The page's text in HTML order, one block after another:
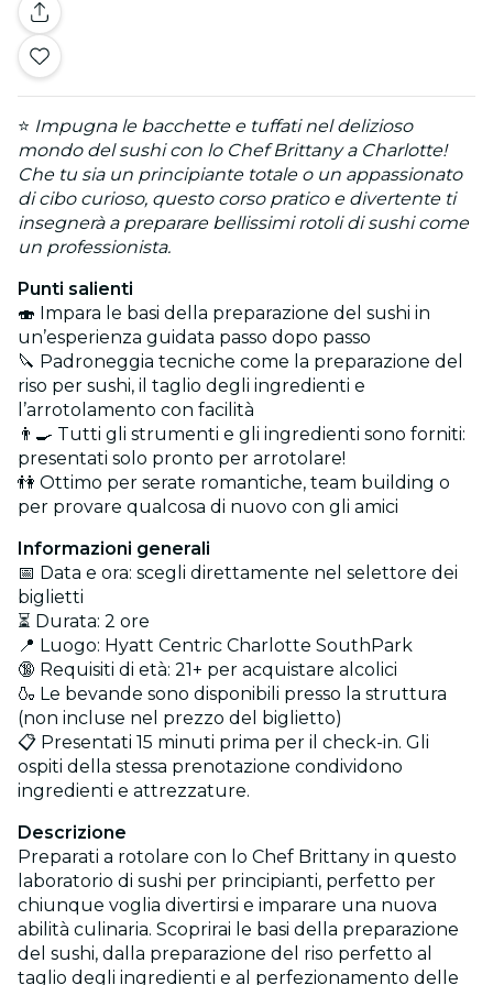
⭐ Impugna le bacchette e tuffati nel delizioso
mondo del sushi con lo Chef Brittany a Charlotte!
Che tu sia un principiante totale o un appassionato
di cibo curioso, questo corso pratico e divertente ti
insegnerà a preparare bellissimi rotoli di sushi come
un professionista.
Punti salienti
🍣 Impara le basi della preparazione del sushi in
un’esperienza guidata passo dopo passo
🔪 Padroneggia tecniche come la preparazione del
riso per sushi, il taglio degli ingredienti e
l’arrotolamento con facilità
👨‍🍳 Tutti gli strumenti e gli ingredienti sono forniti:
presentati solo pronto per arrotolare!
👫 Ottimo per serate romantiche, team building o
per provare qualcosa di nuovo con gli amici
Informazioni generali
📅 Data e ora: scegli direttamente nel selettore dei
biglietti
⏳ Durata: 2 ore
📍 Luogo: Hyatt Centric Charlotte SouthPark
🔞 Requisiti di età: 21+ per acquistare alcolici
🍶 Le bevande sono disponibili presso la struttura
(non incluse nel prezzo del biglietto)
📋 Presentati 15 minuti prima per il check-in. Gli
ospiti della stessa prenotazione condividono
ingredienti e attrezzature.
Descrizione
Preparati a rotolare con lo Chef Brittany in questo
laboratorio di sushi per principianti, perfetto per
chiunque voglia divertirsi e imparare una nuova
abilità culinaria. Scoprirai le basi della preparazione
del sushi, dalla preparazione del riso perfetto al
taglio degli ingredienti e al perfezionamento delle